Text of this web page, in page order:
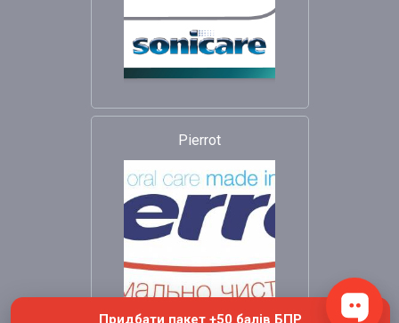
Pierrot
Придбати пакет +50 балів БПР